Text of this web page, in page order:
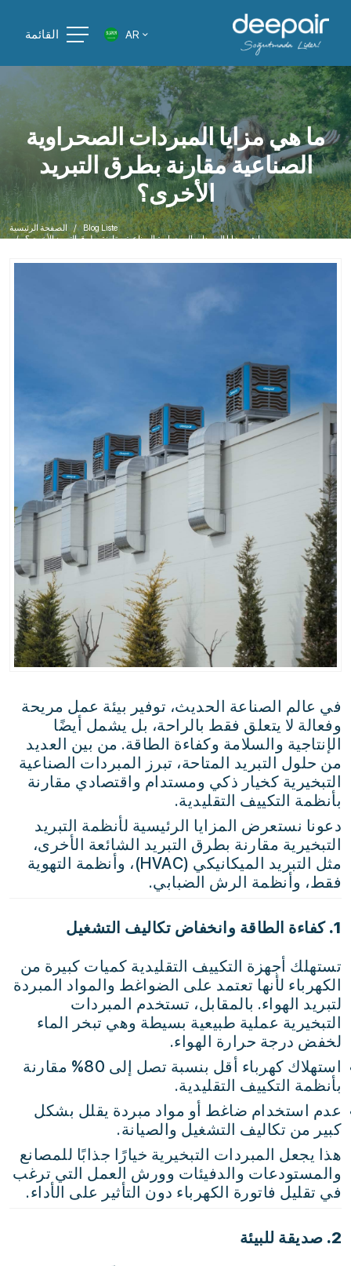
القائمة AR
ما هي مزايا المبردات الصحراوية
الصناعية مقارنة بطرق التبريد
الأخرى؟
الصفحة الرئيسية
Blog Liste
ما هي مزايا المبردات الصحراوية الصناعية مقارنة بطرق التبريد الأخرى؟
في عالم الصناعة الحديث، توفير بيئة عمل مريحة
وفعالة لا يتعلق فقط بالراحة، بل يشمل أيضًا
الإنتاجية والسلامة وكفاءة الطاقة. من بين العديد
من حلول التبريد المتاحة، تبرز المبردات الصناعية
التبخيرية كخيار ذكي ومستدام واقتصادي مقارنة
بأنظمة التكييف التقليدية.
دعونا نستعرض المزايا الرئيسية لأنظمة التبريد
التبخيرية مقارنة بطرق التبريد الشائعة الأخرى،
مثل التبريد الميكانيكي (HVAC)، وأنظمة التهوية
فقط، وأنظمة الرش الضبابي.
1. كفاءة الطاقة وانخفاض تكاليف التشغيل
تستهلك أجهزة التكييف التقليدية كميات كبيرة من
الكهرباء لأنها تعتمد على الضواغط والمواد المبردة
لتبريد الهواء. بالمقابل، تستخدم المبردات
التبخيرية عملية طبيعية بسيطة وهي تبخر الماء
لخفض درجة حرارة الهواء.
استهلاك كهرباء أقل بنسبة تصل إلى 80% مقارنة
بأنظمة التكييف التقليدية.
عدم استخدام ضاغط أو مواد مبردة يقلل بشكل
كبير من تكاليف التشغيل والصيانة.
هذا يجعل المبردات التبخيرية خيارًا جذابًا للمصانع
والمستودعات والدفيئات وورش العمل التي ترغب
في تقليل فاتورة الكهرباء دون التأثير على الأداء.
2. صديقة للبيئة